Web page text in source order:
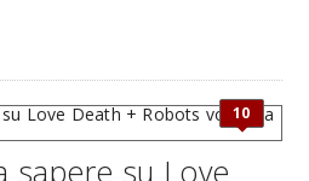
10
sapere su Love